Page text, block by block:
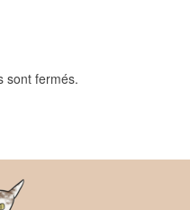
sont fermés.